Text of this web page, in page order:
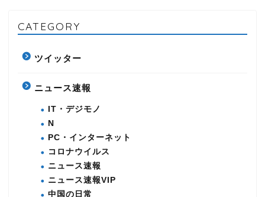
CATEGORY
ツイッター
ニュース速報
IT・デジモノ
N
PC・インターネット
コロナウイルス
ニュース速報
ニュース速報VIP
中国の日常